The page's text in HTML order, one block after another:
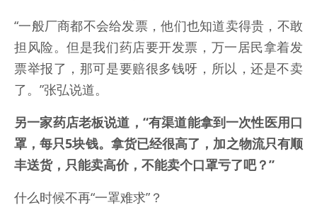
“一般厂商都不会给发票，他们也知道卖得贵，不敢
担风险。但是我们药店要开发票，万一居民拿着发
票举报了，那可是要赔很多钱呀，所以，还是不卖
了。”张弘说道。
另一家药店老板说道，“有渠道能拿到一次性医用口
罩，每只5块钱。拿货已经很高了，加之物流只有顺
丰送货，只能卖高价，不能卖个口罩亏了吧？”
什么时候不再“一罩难求”？